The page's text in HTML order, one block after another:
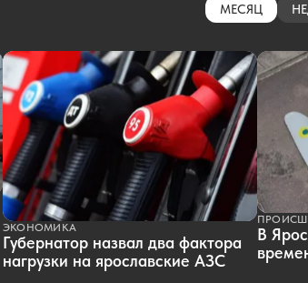
МЕСЯЦ
ЭКОНОМИКА
Губернатор назвал два фактора
нагрузки на ярославские АЗС
В